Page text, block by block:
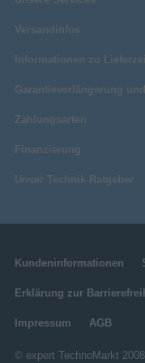
Versandinfos
Informationen zu
Garantieverlängerung
Zahlungsarten
Finanzierung
Unser Technik-Ratgeber
Kundeninformationen
Erklärung zur
Impressum AGB
© expert TechnoMarkt